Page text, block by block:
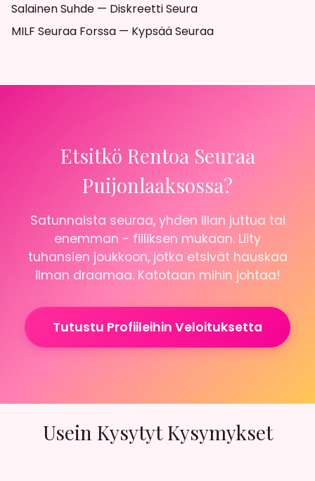
Salainen Suhde — Diskreetti Seura
MILF Seuraa Forssa — Kypsää Seuraa
Etsitkö Rentoa Seuraa
Puijonlaaksossa?
Satunnaista seuraa, yhden illan juttua tai
enemman - fiiliksen mukaan. Liity
tuhansien joukkoon, jotka etsivät hauskaa
ilman draamaa. Katotaan mihin johtaa!
Tutustu Profiileihin Veloituksetta
Usein Kysytyt Kysymykset